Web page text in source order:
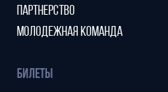
ПАРТНЕРСТВО
МОЛОДЕЖНАЯ КОМАНДА
БИЛЕТЫ